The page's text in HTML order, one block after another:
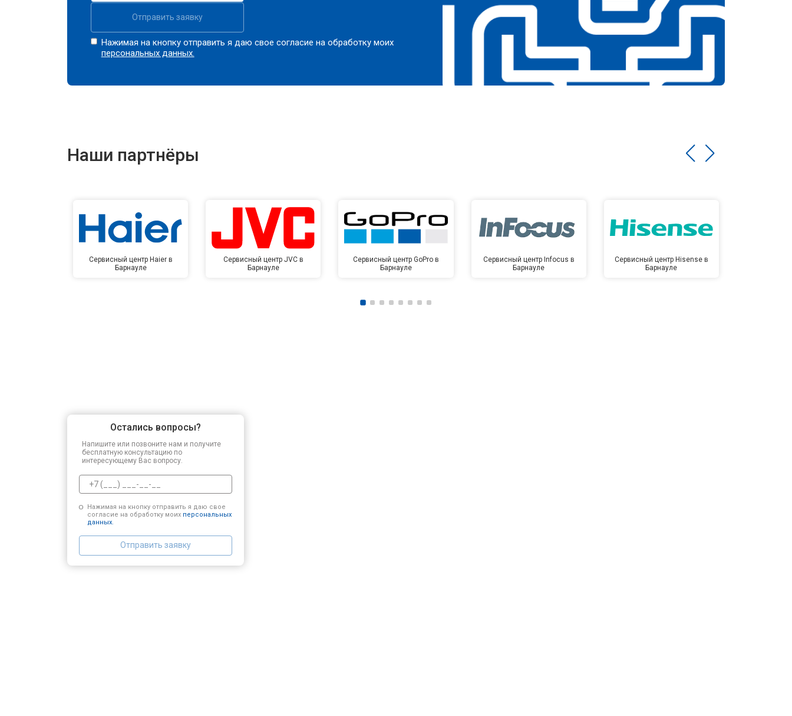
Отправить заявку
Нажимая на кнопку отправить я даю свое согласие на обработку моих
персональных данных.
Наши партнёры
Сервисный центр Haier в
Барнауле
Сервисный центр JVC в
Барнауле
Сервисный центр GoPro в
Барнауле
Сервисный центр Infocus в
Барнауле
Сервисный центр Hisense в
Барнауле
Остались вопросы?
Напишите или позвоните нам и получите
бесплатную консультацию по
интересующему Вас вопросу.
Нажимая на кнопку отправить я даю свое
согласие на обработку моих персональных
данных.
Отправить заявку